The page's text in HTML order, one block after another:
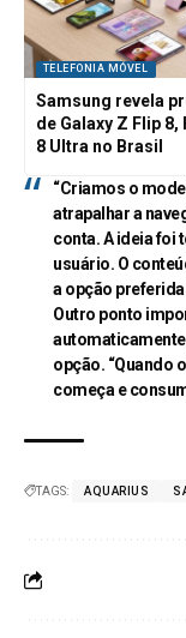
TELEFONIA MÓVEL
Samsung revela
de Galaxy Z Flip 8,
8 Ultra no Brasil
“Criamos o
atrapalhar a
conta. A ideia foi
usuário. O
a opção
Outro ponto
opção. “Quando
começa e
TAGS: AQUARIUS